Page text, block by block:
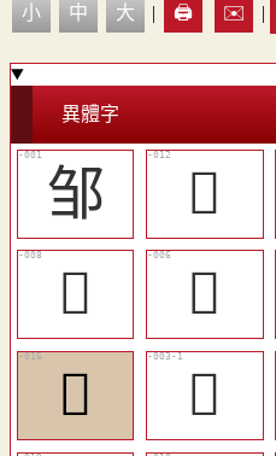
小 中 大 | 🖨️ ✉️ |
異體字
邹 󶉫
󶉧
𨛄
󶉯
𨜈